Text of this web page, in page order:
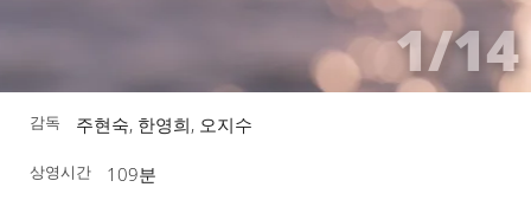
1/14
감독 주현숙, 한영희, 오지수
상영시간 109분